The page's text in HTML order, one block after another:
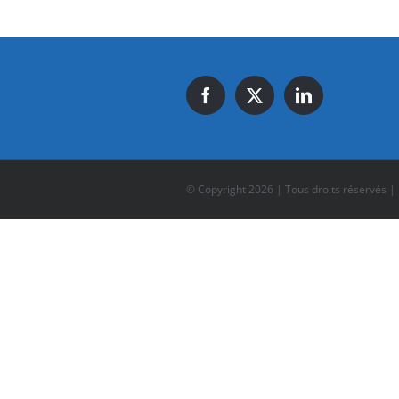
© Copyright 2026 | Tous droits réservés |